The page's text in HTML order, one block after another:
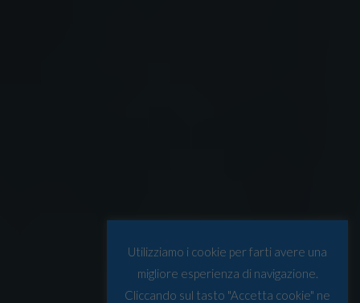
Utilizziamo i cookie per farti avere una
migliore esperienza di navigazione.
Cliccando sul tasto "Accetta cookie" ne